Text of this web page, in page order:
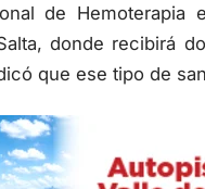
de
donde recibirá
que ese tipo de